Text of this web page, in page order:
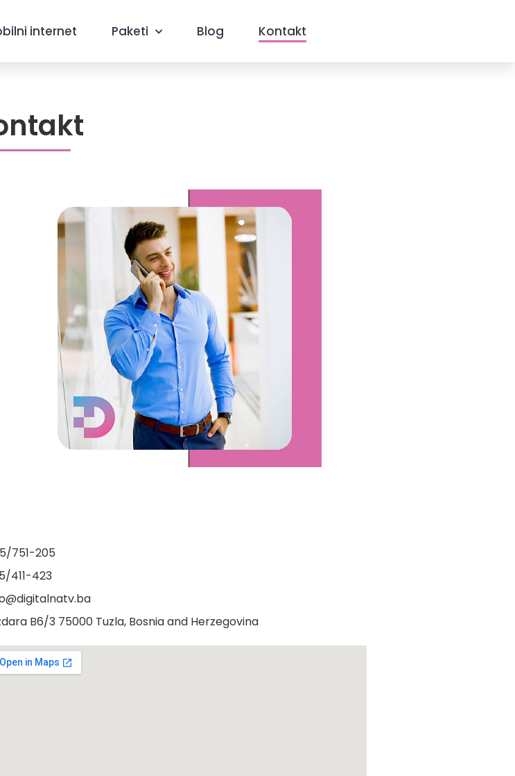
internet Paketi Blog Kontakt
751-205
411-423
B6/3 75000 Tuzla, Bosnia and Herzegovina